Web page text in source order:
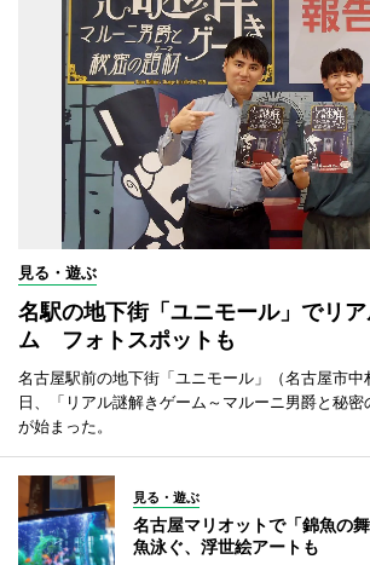
見る・遊ぶ
名駅の地下街「ユニモール」でリ
ム フォトスポットも
名古屋駅前の地下街「ユニモール」（名古屋市
日、「リアル謎解きゲーム～マルーニ男爵と秘密
が始まった。
見る・遊ぶ
名古屋マリオットで「錦魚
魚泳ぐ、浮世絵アートも